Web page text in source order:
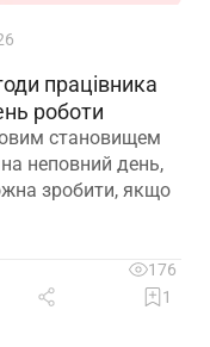
працівника
роботи
становищем
неповний день,
зробити, якщо
176
1